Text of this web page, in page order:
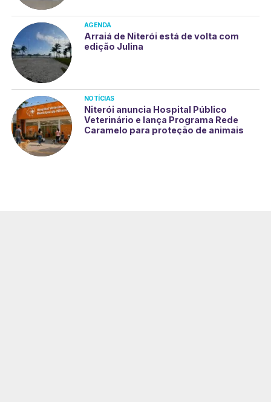
AGENDA
Arraiá de Niterói está de volta com
edição Julina
NOTÍCIAS
Niterói anuncia Hospital Público
Veterinário e lança Programa Rede
Caramelo para proteção de animais